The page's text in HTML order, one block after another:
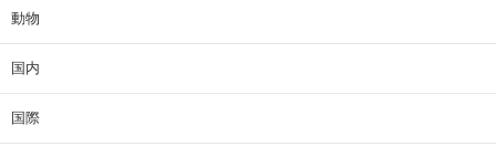
動物
国内
国際